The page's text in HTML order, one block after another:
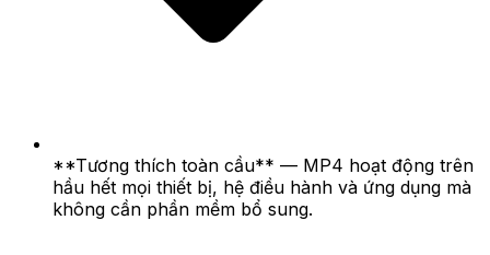
**Tương thích toàn cầu** — MP4 hoạt động trên
hầu hết mọi thiết bị, hệ điều hành và ứng dụng mà
không cần phần mềm bổ sung.